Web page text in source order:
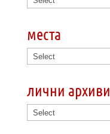
места
лични архиви